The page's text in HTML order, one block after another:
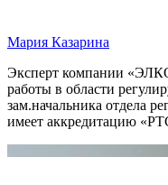
Мария Казарина
Эксперт компании
работы в области
зам.начальника отдела
имеет аккредитацию